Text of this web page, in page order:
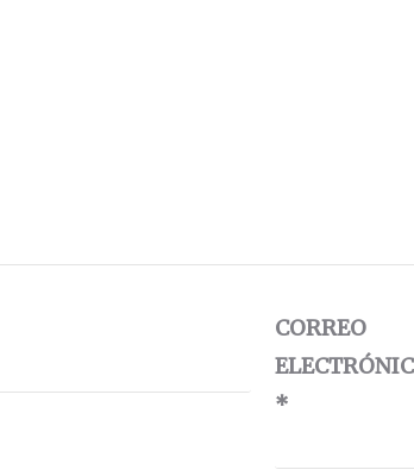
CORREO
*